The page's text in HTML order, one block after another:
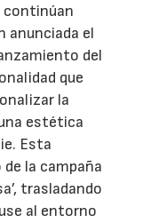
continúan
anunciada el
del
que
la
estética
Esta
la campaña
trasladando
al entorno